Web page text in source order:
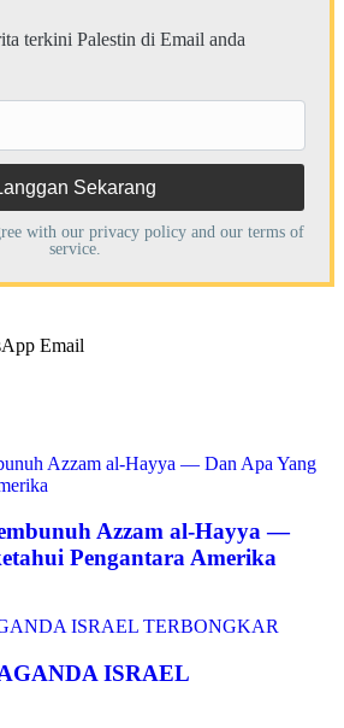
terkini Palestin di Email anda
with our privacy policy and our terms of
service.
Email
Azzam al-Hayya —
Pengantara Amerika
ISRAEL